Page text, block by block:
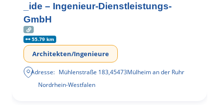
_ide – Ingenieur-Dienstleistungs-
GmbH
55.79 km
Architekten/Ingenieure
Adresse: Mühlenstraße 183,45473Mülheim an der Ruhr
Nordrhein-Westfalen